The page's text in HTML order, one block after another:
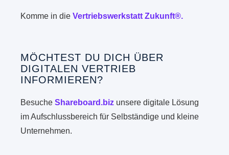
Komme in dieVertriebswerkstatt Zukunft®.
MÖCHTEST DU DICH ÜBER
DIGITALEN VERTRIEB
INFORMIEREN?
BesucheShareboard.biz unsere digitale Lösung
im Aufschlussbereich für Selbständige und kleine
Unternehmen.